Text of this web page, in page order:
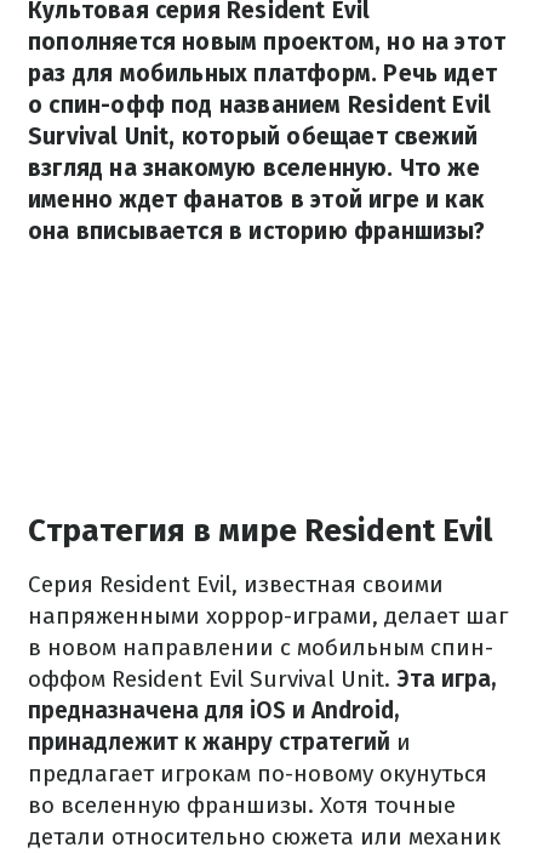
Культовая серия Resident Evil
пополняется новым проектом, но на этот
раз для мобильных платформ. Речь идет
о спин-офф под названием Resident Evil
Survival Unit, который обещает свежий
взгляд на знакомую вселенную. Что же
именно ждет фанатов в этой игре и как
она вписывается в историю франшизы?
Стратегия в мире Resident Evil
Серия Resident Evil, известная своими
напряженными хоррор-играми, делает шаг
в новом направлении с мобильным спин-
оффом Resident Evil Survival Unit. Эта игра,
предназначена для iOS и Android,
принадлежит к жанру стратегий и
предлагает игрокам по-новому окунуться
во вселенную франшизы. Хотя точные
детали относительно сюжета или механик